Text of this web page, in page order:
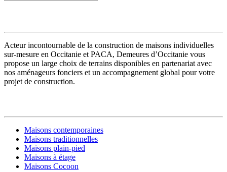
Acteur incontournable de la construction de maisons individuelles
sur-mesure en Occitanie et PACA, Demeures d’Occitanie vous
propose un large choix de terrains disponibles en partenariat avec
nos aménageurs fonciers et un accompagnement global pour votre
projet de construction.
Maisons contemporaines
Maisons traditionnelles
Maisons plain-pied
Maisons à étage
Maisons Cocoon